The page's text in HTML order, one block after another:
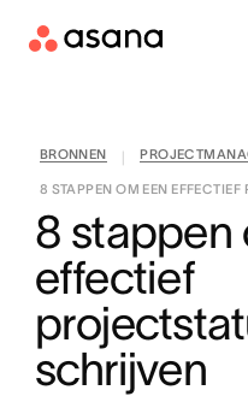
Contact
BRONNEN
8 STAPPEN OM EEN EFFECTIEF
8 stappen
effectief
schrijven